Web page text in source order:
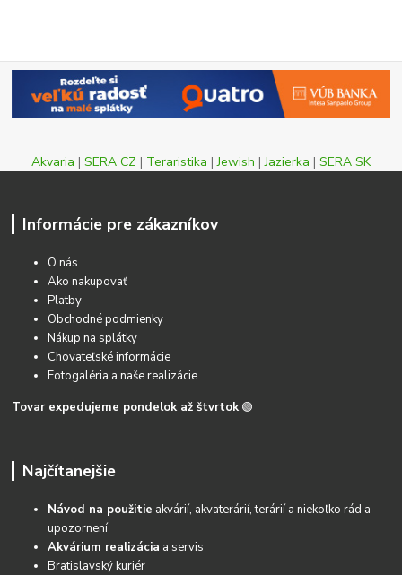
Akvaria | SERA CZ | Teraristika |Jewish |Jazierka | SERA SK
Informácie pre zákazníkov
O nás
Ako nakupovať
Platby
Obchodné podmienky
Nákup na splátky
Chovateľské informácie
Fotogaléria a naše realizácie
Tovar expedujeme pondelok až štvrtok 🟢
Najčítanejšie
Návod na použitie akvárií, akvaterárií, terárií a niekoľko rád a
upozornení
Akvárium realizácia a servis
Bratislavský kuriér